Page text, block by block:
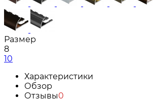
Размер
8
10
Характеристики
Обзор
Отзывы0